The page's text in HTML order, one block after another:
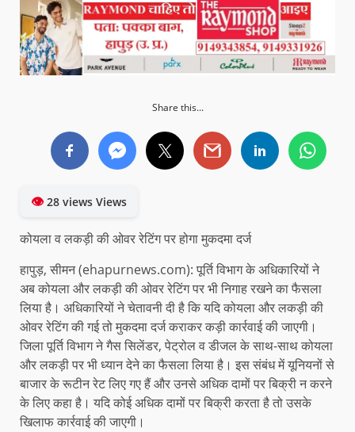
Share this...
👁28 views Views
कोयला व लकड़ी की ओवर रेटिंग पर होगा मुकदमा दर्ज
हापुड़, सीमन (ehapurnews.com): पूर्ति विभाग के अधिकारियों ने
अब कोयला और लकड़ी की ओवर रेटिंग पर भी निगाह रखने का फैसला
लिया है। अधिकारियों ने चेतावनी दी है कि यदि कोयला और लकड़ी की
ओवर रेटिंग की गई तो मुकदमा दर्ज कराकर कड़ी कार्रवाई की जाएगी।
जिला पूर्ति विभाग ने गैस सिलेंडर, पेट्रोल व डीजल के साथ-साथ कोयला
और लकड़ी पर भी ध्यान देने का फैसला लिया है। इस संबंध में यूनियनों से
बाजार के रूटीन रेट लिए गए हैं और उनसे अधिक दामों पर बिक्री न करने
के लिए कहा है। यदि कोई अधिक दामों पर बिक्री करता है तो उसके
खिलाफ कार्रवाई की जाएगी।